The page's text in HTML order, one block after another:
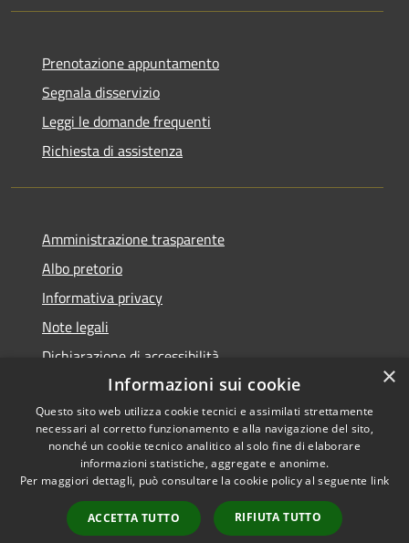
Prenotazione appuntamento
Segnala disservizio
Leggi le domande frequenti
Richiesta di assistenza
Amministrazione trasparente
Albo pretorio
Informativa privacy
Note legali
Dichiarazione di accessibilità
Accessibilità
Privacy
Mappa del sito
Copyright © 2026 • Comune di
Visco • Powered by
Municipium
Accesso
redazione
×
Informazioni sui cookie
Questo sito web utilizza cookie tecnici e assimilati strettamente
necessari al corretto funzionamento e alla navigazione del sito,
nonché un cookie tecnico analitico al solo fine di elaborare
informazioni statistiche, aggregate e anonime.
Per maggiori dettagli, può consultare la cookie policy al seguente link
ACCETTA TUTTO RIFIUTA TUTTO